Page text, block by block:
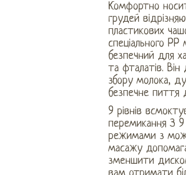
Комфортно
грудей
пластикових
спеціального PP
безпечний для
та фталатів.
збору молока,
безпечне пиття
9 рівнів
перемикання З
режимами з
масажу
зменшити